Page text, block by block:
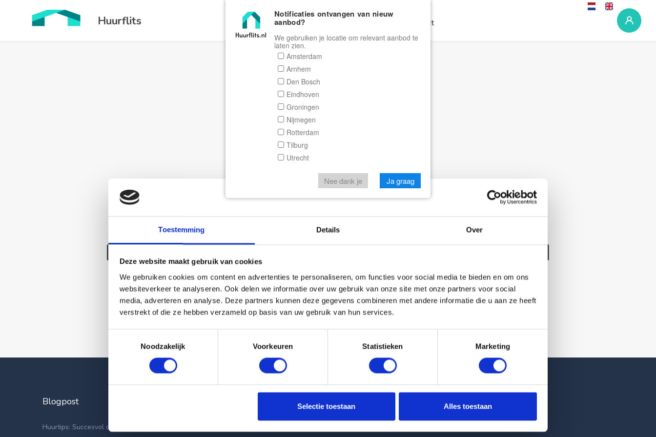
Toestemming Details Over
Deze website maakt gebruik van cookies
We gebruiken cookies om content en advertenties te personaliseren, om functies voor social media te bieden en om ons
websiteverkeer te analyseren. Ook delen we informatie over uw gebruik van onze site met onze partners voor social
media, adverteren en analyse. Deze partners kunnen deze gegevens combineren met andere informatie die u aan ze heeft
verstrekt of die ze hebben verzameld op basis van uw gebruik van hun services.
Noodzakelijk
Voorkeuren Statistieken Marketing
Selectie toestaan Alles toestaan
Huurflits Home Zoeken Contact
Deze woning is helaas verhuurd/verwijderd
Pagina niet gevonden
Terug naar woningoverzicht
Blogpost
Huurtips: Succesvol op zoek naar een nieuwe
Reviews
Notificaties ontvangen van nieuw
aanbod?
We gebruiken je locatie om relevant aanbod te
laten zien.
Amsterdam
Arnhem
Den Bosch
Eindhoven
Groningen
Nijmegen
Rotterdam
Tilburg
Utrecht
Nee dank je Ja graag